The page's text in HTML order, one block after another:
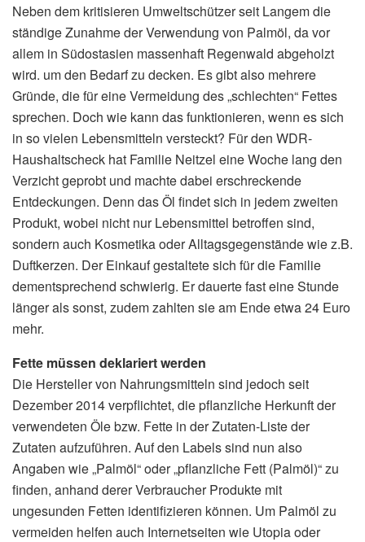
Neben dem kritisieren Umweltschützer seit Langem die
ständige Zunahme der Verwendung von Palmöl, da vor
allem in Südostasien massenhaft Regenwald abgeholzt
wird. um den Bedarf zu decken. Es gibt also mehrere
Gründe, die für eine Vermeidung des „schlechten“ Fettes
sprechen. Doch wie kann das funktionieren, wenn es sich
in so vielen Lebensmitteln versteckt? Für den WDR-
Haushaltscheck hat Familie Neitzel eine Woche lang den
Verzicht geprobt und machte dabei erschreckende
Entdeckungen. Denn das Öl findet sich in jedem zweiten
Produkt, wobei nicht nur Lebensmittel betroffen sind,
sondern auch Kosmetika oder Alltagsgegenstände wie z.B.
Duftkerzen. Der Einkauf gestaltete sich für die Familie
dementsprechend schwierig. Er dauerte fast eine Stunde
länger als sonst, zudem zahlten sie am Ende etwa 24 Euro
mehr.
Fette müssen deklariert werden
Die Hersteller von Nahrungsmitteln sind jedoch seit
Dezember 2014 verpflichtet, die pflanzliche Herkunft der
verwendeten Öle bzw. Fette in der Zutaten-Liste der
Zutaten aufzuführen. Auf den Labels sind nun also
Angaben wie „Palmöl“ oder „pflanzliche Fett (Palmöl)“ zu
finden, anhand derer Verbraucher Produkte mit
ungesunden Fetten identifizieren können. Um Palmöl zu
vermeiden helfen auch Internetseiten wie Utopia oder